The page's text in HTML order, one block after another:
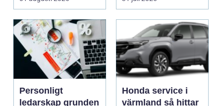
Personligt
ledarskap grunden
Honda service i
värmland så hittar